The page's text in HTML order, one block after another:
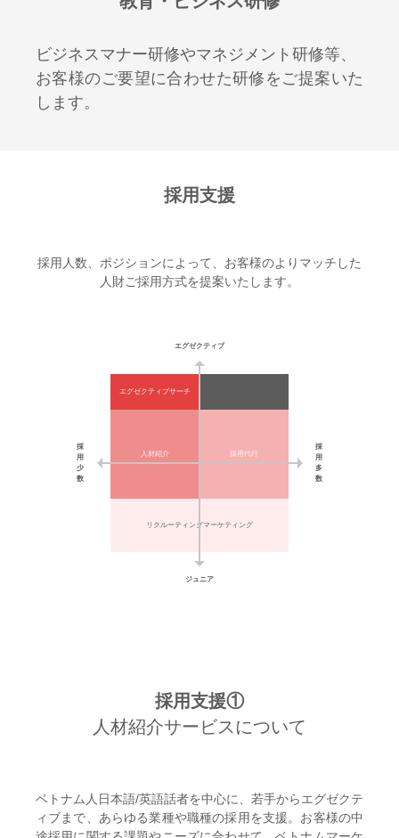
ビジネスマナー研修やマネジメント研修等、
お客様のご要望に合わせた研修をご提案いた
します。
採用支援
採用人数、ポジションによって、お客様のよりマッチした
人財ご採用方式を提案いたします。
エグゼクティブ
採
用
少
数
エグゼクティブサーチ
人材紹介 採用代行
リクルーティングマーケティング
採
用
多
数
ジュニア
採用支援①
人材紹介サービスについて
ベトナム人日本語/英語話者を中心に、若手からエグゼクテ
ィブまで、あらゆる業種や職種の採用を支援。お客様の中